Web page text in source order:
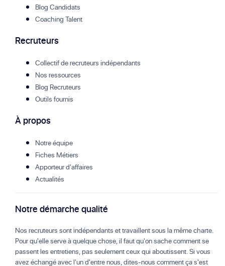
Blog Candidats
Coaching Talent
Recruteurs
Collectif de recruteurs indépendants
Nos ressources
Blog Recruteurs
Outils fournis
À propos
Notre équipe
Fiches Métiers
Apporteur d'affaires
Actualités
Notre démarche qualité
Nos recruteurs sont indépendants et travaillent sous la même charte.
Pour qu'elle serve à quelque chose, il faut qu'on sache comment se
passent les entretiens, pas seulement ceux qui aboutissent. Si vous
avez échangé avec l'un d'entre nous, dites-nous comment ça s'est